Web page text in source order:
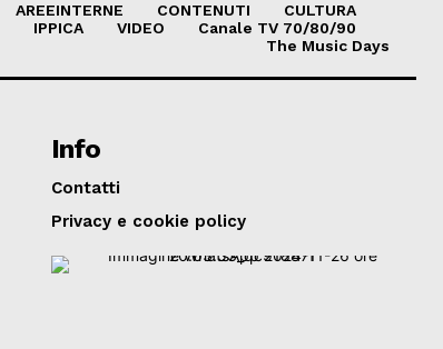
AREEINTERNE CONTENUTI
CULTURA
IPPICA VIDEO
Canale TV 70/80/90
The Music Days
Info
Contatti
Privacy e cookie policy